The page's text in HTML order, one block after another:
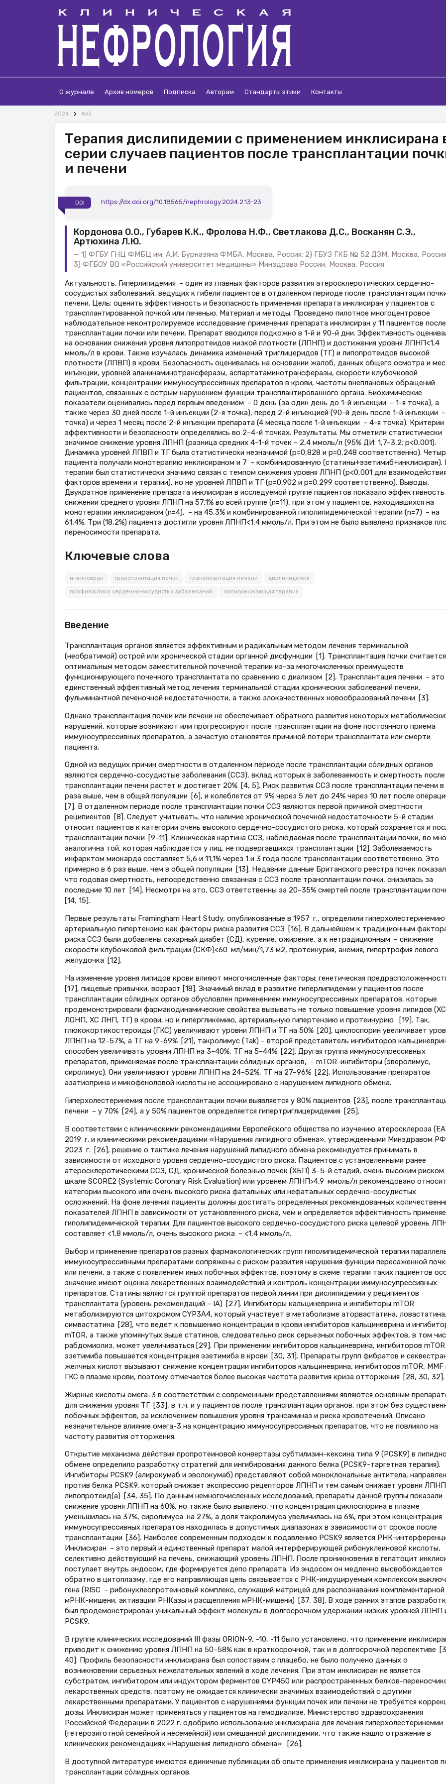
О журнале Архив номеров Подписка Авторам Стандарты этики Контакты
2024 №2
Терапия дислипидемии с применением инклисирана
серии случаев пациентов после трансплантации
и печени
DOI https://dx.doi.org/10.18565/nephrology.2024.2.13-23
Кордонова О.О., Губарев К.К., Фролова Н.Ф., Светлакова Д.С., Восканян С.Э.,
Артюхина Л.Ю.
1) ФГБУ ГНЦ ФМБЦ им. А.И. Бурназяна ФМБА, Москва, Россия; 2) ГБУЗ ГКБ № 52 ДЗМ, Москва,
3) ФГБОУ ВО «Российский университет медицины» Минздрава России, Москва, Россия
Актуальность. Гиперлипидемия – один из главных факторов развития атеросклеротических сердечно-
сосудистых заболеваний, ведущих к гибели пациентов в отдаленном периоде после трансплантации
печени. Цель: оценить эффективность и безопасность применения препарата инклисиран у пациентов с
трансплантированной почкой или печенью. Материал и методы. Проведено пилотное многоцентровое
наблюдательное неконтролируемое исследование применения препарата инклисиран у 11 пациентов после
трансплантации почки или печени. Препарат вводился подкожно в 1-й и 90-й дни. Эффективность
на основании снижения уровня липопротеидов низкой плотности (ЛПНП) и достижения уровня ЛПНП<1,4
ммоль/л в крови. Также изучалась динамика изменений триглицеридов (ТГ) и липопротеидов высокой
плотности (ЛПВП) в крови. Безопасность оценивалась на основании жалоб, данных общего осмотра и
инъекции, уровней аланинаминотрансферазы, аспартатаминотрансферазы, скорости клубочковой
фильтрации, концентрации иммуносупрессивных препаратов в крови, частоты внеплановых обращений
пациентов, связанных с острым нарушением функции трансплантированного органа. Биохимические
показатели оценивались перед первым введением – 0 день (за один день до 1-й инъекции – 1-я точка), а
также через 30 дней после 1-й инъекции (2-я точка), перед 2-й инъекцией (90-й день после 1-й инъекции
точка) и через 1 месяц после 2-й инъекции препарата (4 месяца после 1-й инъекции – 4-я точка). Критерии
эффективности и безопасности определялись во 2–4-й точках. Результаты. Мы отметили статистически
значимое снижение уровня ЛПНП (разница средних 4–1-й точек – 2,4 ммоль/л (95% ДИ: 1,7–3,2; р<0,001).
Динамика уровней ЛПВП и ТГ была статистически незначимой (р=0,828 и р=0,248 соответственно).
пациента получали монотерапию инклисираном и 7 – комбинированную (статины+эзетимиб+инклисиран).
терапии был статистически значимо связан с темпом снижения уровня ЛПНП (р<0,001 для
факторов времени и терапии), но не уровней ЛПВП и ТГ (р=0,902 и р=0,299 соответственно). Выводы.
Двукратное применение препарата инклисиран в исследуемой группе пациентов показало эффективность
снижении среднего уровня ЛПНП на 57,1% во всей группе (n=11), при этом у пациентов, находившихся на
монотерапии инклисираном (n=4), – на 45,3% и комбинированной гиполипидемической терапии (n=7) – на
61,4%. Три (18,2%) пациента достигли уровня ЛПНП<1,4 ммоль/л. При этом не было выявлено признаков
переносимости препарата.
Ключевые слова
инклисиран трансплантация почки трансплантация печени дислипидемия
профилактика сердечно-сосудистых заболеваний липидснижающая терапия
Введение
Трансплантация органов является эффективным и радикальным методом лечения терминальной
(необратимой) острой или хронической стадии органной дисфункции [1]. Трансплантация почки считается
оптимальным методом заместительной почечной терапии из-за многочисленных преимуществ
функционирующего почечного трансплантата по сравнению с диализом [2]. Трансплантация печени – это
единственный эффективный метод лечения терминальной стадии хронических заболеваний печени,
фульминантной печеночной недостаточности, а также злокачественных новообразований печени [3].
Однако трансплантация почки или печени не обеспечивает обратного развития некоторых
нарушений, которые возникают или прогрессируют после трансплантации на фоне постоянного приема
иммуносупрессивных препаратов, а зачастую становятся причиной потери трансплантата или смерти
пациента.
Одной из ведущих причин смертности в отдаленном периоде после трансплантации сόлидных органов
являются сердечно-сосудистые заболевания (ССЗ), вклад которых в заболеваемость и смертность после
трансплантации печени растет и достигает 20% [4, 5]. Риск развития ССЗ после трансплантации печени в
раза выше, чем в общей популяции [6], и колеблется от 9% через 5 лет до 24% через 10 лет после
[7]. В отдаленном периоде после трансплантации почки ССЗ являются первой причиной смертности
реципиентов [8]. Следует учитывать, что наличие хронической почечной недостаточности 5-й стадии
относит пациентов к категории очень высокого сердечно-сосудистого риска, который сохраняется и
трансплантации почки [9–11]. Клиническая картина ССЗ, наблюдаемая после трансплантации почки, во
аналогична той, которая наблюдается у лиц, не подвергавшихся трансплантации [12]. Заболеваемость
инфарктом миокарда составляет 5,6 и 11,1% через 1 и 3 года после трансплантации соответственно. Это
примерно в 6 раз выше, чем в общей популяции [13]. Недавние данные Британского реестра почек
что годовая смертность, непосредственно связанная с ССЗ после трансплантации почки, снизилась за
последние 10 лет [14]. Несмотря на это, ССЗ ответственны за 20–35% смертей после трансплантации
[14, 15].
Первые результаты Framingham Heart Study, опубликованные в 1957 г., определили гиперхолестеринемию
артериальную гипертензию как факторы риска развития ССЗ [16]. В дальнейшем к традиционным
риска ССЗ были добавлены сахарный диабет (СД), курение, ожирение, а к нетрадиционным – снижение
скорости клубочковой фильтрации (СКФ)<60 мл/мин/1,73 м2, протеинурия, анемия, гипертрофия левого
желудочка [12].
На изменение уровня липидов крови влияют многочисленные факторы: генетическая
[17], пищевые привычки, возраст [18]. Значимый вклад в развитие гиперлипидемии у пациентов после
трансплантации сόлидных органов обусловлен применением иммуносупрессивных препаратов, которые
продемонстрировали фармакодинамические свойства вызывать не только повышение уровня липидов (ХС
ЛОНП, ХС ЛНП, ТГ) в крови, но и гипергликемию, артериальную гипертензию и протеинурию [19]. Так,
глюкокортикостероиды (ГКС) увеличивают уровни ЛПНП и ТГ на 50% [20], циклоспорин увеличивает
ЛПНП на 12–57%, а ТГ на 9–69% [21], такролимус (Tak) – второй представитель ингибиторов
способен увеличивать уровни ЛПНП на 3–40%, ТГ на 5–44% [22]. Другая группа иммуносупрессивных
препаратов, применяемая после трансплантации сόлидных органов, – mTOR-ингибиторы (эверолимус,
сиролимус). Они увеличивают уровни ЛПНП на 24–52%, ТГ на 27–96% [22]. Использование препаратов
азатиоприна и микофеноловой кислоты не ассоциировано с нарушением липидного обмена.
Гиперхолестеринемия после трансплантации почки выявляется у 80% пациентов [23], после
печени – у 70% [24], а у 50% пациентов определяется гипертриглицеридемия [25].
В соответствии с клиническими рекомендациями Европейского общества по изучению атеросклероза
2019 г. и клиническими рекомендациями «Нарушения липидного обмена», утвержденными Минздравом
2023 г. [26], решение о тактике лечения нарушений липидного обмена рекомендуется принимать в
зависимости от исходного уровня сердечно-сосудистого риска. Пациентов с установленными ранее
атеросклеротическими ССЗ, СД, хронической болезнью почек (ХБП) 3–5-й стадий, очень высоким риском
шкале SCORE2 (Systemic Coronary Risk Evaluation) или уровнем ЛПНП>4,9 ммоль/л рекомендовано
категории высокого или очень высокого риска фатальных или нефатальных сердечно-сосудистых
осложнений. На фоне лечения пациенты должны достигать определенных рекомендованных
показателей ЛПНП в зависимости от установленного риска, чем и определяется эффективность
гиполипидемической терапии. Для пациентов высокого сердечно-сосудистого риска целевой уровень
составляет <1,8 ммоль/л, очень высокого риска – <1,4 ммоль/л.
Выбор и применение препаратов разных фармакологических групп гиполипидемической терапии
иммуносупрессивными препаратами сопряжены с риском развития нарушения функции пересаженной
или печени, а также с появлением иных побочных эффектов, поэтому в схеме терапии таких пациентов
значение имеют оценка лекарственных взаимодействий и контроль концентрации иммуносупрессивных
препаратов. Статины являются группой препаратов первой линии при дислипидемии у реципиентов
трансплантата (уровень рекомендаций – IA) [27]. Ингибиторы кальциневрина и ингибиторы mTOR
метаболизируются цитохромом CYP3A4, который участвует в метаболизме аторвастатина, ловастатина,
симвастатина [28], что ведет к повышению концентрации в крови ингибиторов кальциневрина и
mTOR, а также упомянутых выше статинов, следовательно риск серьезных побочных эффектов, в том
рабдомиолиз, может увеличиваться [29]. При применении ингибиторов кальциневрина, ингибиторов mTOR
эзетимиба повышается концентрация эзетимиба в крови [30, 31]. Препараты групп фибратов и
желчных кислот вызывают снижение концентрации ингибиторов кальциневрина, ингибиторов mTOR, MMF
ГКС в плазме крови, поэтому отмечается более высокая частота развития криза отторжения [28, 30, 32].
Жирные кислоты омега-3 в соответствии с современными представлениями являются основным
для снижения уровня ТГ [33], в т.ч. и у пациентов после трансплантации органов, при этом без
побочных эффектов, за исключением повышения уровня трансаминаз и риска кровотечений. Описано
незначительное влияние омега-3 на концентрацию иммуносупрессивных препаратов, что не повлияло на
частоту развития отторжения.
Открытие механизма действия пропротеиновой конвертазы субтилизин-кексина типа 9 (PCSK9) в
обмене определило разработку стратегий для ингибирования данного белка (PCSK9-таргетная терапия).
Ингибиторы PCSK9 (алирокумаб и эволокумаб) представляют собой моноклональные антитела,
против белка PCSK9, который снижает экспрессию рецепторов ЛПНП и тем самым снижает уровни
липопротеид(а) [34, 35]. По данным немногочисленных исследований, препараты данной группы показали
снижение уровня ЛПНП на 60%, но также было выявлено, что концентрация циклоспорина в плазме
уменьшилась на 37%, сиролимуса на 27%, а доля такролимуса увеличилась на 6%, при этом концентрация
иммуносупрессивных препаратов находилась в допустимых диапазонах в зависимости от сроков после
трансплантации [36]. Наиболее современным подходом к подавлению PCSK9 является РНК-
Инклисиран – это первый и единственный препарат малой интерферирующей рибонуклеиновой кислоты,
селективно действующий на печень, снижающий уровень ЛПНП. После проникновения в гепатоцит
поступает внутрь эндосом, где формируется депо препарата. Из эндосом он медленно высвобождается
обратно в цитоплазму, где его направляющая цепь связывается с РНК-индуцируемым комплексом
гена (RISC – рибонуклеопротеиновый комплекс, служащий матрицей для распознавания комплементарной
мРНК-мишени, активации РНКазы и расщепления мРНК-мишени) [37, 38]. В ходе ранних этапов
был продемонстрирован уникальный эффект молекулы в долгосрочном удержании низких уровней ЛПНП
PCSK9.
В группе клинических исследований III фазы ORION-9, -10, -11 было установлено, что применение
приводит к снижению уровня ЛПНП на 50–58% как в краткосрочной, так и в долгосрочной перспективе
40]. Профиль безопасности инклисирана был сопоставим с плацебо, не было получено данных о
возникновении серьезных нежелательных явлений в ходе лечения. При этом инклисиран не является
субстратом, ингибитором или индуктором ферментов CYP450 или распространенных белков-
лекарственных средств, поэтому не ожидается клинически значимых взаимодействий с другими
лекарственными препаратами. У пациентов с нарушениями функции почек или печени не требуется
дозы. Инклисиран может применяться у пациентов на гемодиализе. Министерство здравоохранения
Российской Федерации в 2022 г. одобрило использование инклисирана для лечения гиперхолестеринемии
(гетерозиготной семейной и несемейной) или смешанной дислипидемии, что также нашло отражение в
клинических рекомендациях «Нарушения липидного обмена» [26].
В доступной литературе имеются единичные публикации об опыте применения инклисирана у пациентов
трансплантации сόлидных органов.